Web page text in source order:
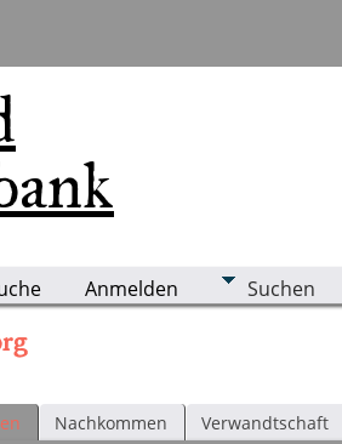
Anmelden Suchen
Nachkommen Verwandtschaft